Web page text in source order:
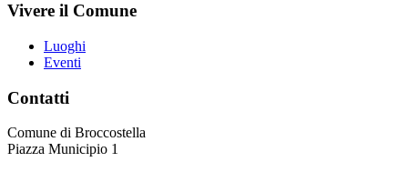
Vivere il Comune
Luoghi
Eventi
Contatti
Comune di Broccostella
Piazza Municipio 1